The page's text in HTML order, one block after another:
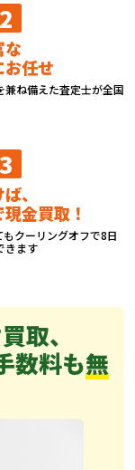
な
任せ
兼ね備えた査定士が全国
、
金買取！
もクーリングオフで8日
きます
取、
数料も無